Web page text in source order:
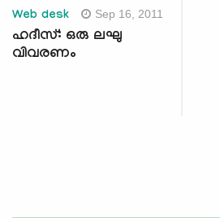
Web desk Sep 16, 2011
ഹദീസ്: ഒരു ലഘു
വിവരണം